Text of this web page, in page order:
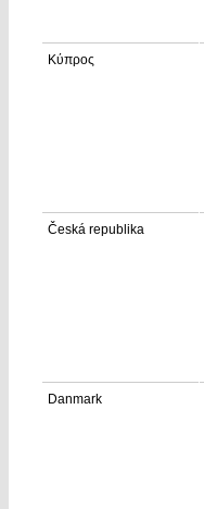
Κύπρος
Česká republika
Danmark